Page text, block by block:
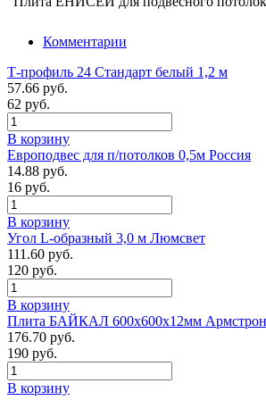
Комментарии
Т-профиль 24 Стандарт белый 1,2 м
57.66 руб.
62 руб.
В корзину
Европодвес для п/потолков 0,5м Россия
14.88 руб.
16 руб.
В корзину
Угол L-образный 3,0 м Люмсвет
111.60 руб.
120 руб.
В корзину
Плита БАЙКАЛ 600х600х12мм
176.70 руб.
190 руб.
В корзину